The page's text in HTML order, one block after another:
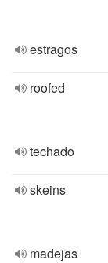
estragos
roofed
techado
skeins
madejas